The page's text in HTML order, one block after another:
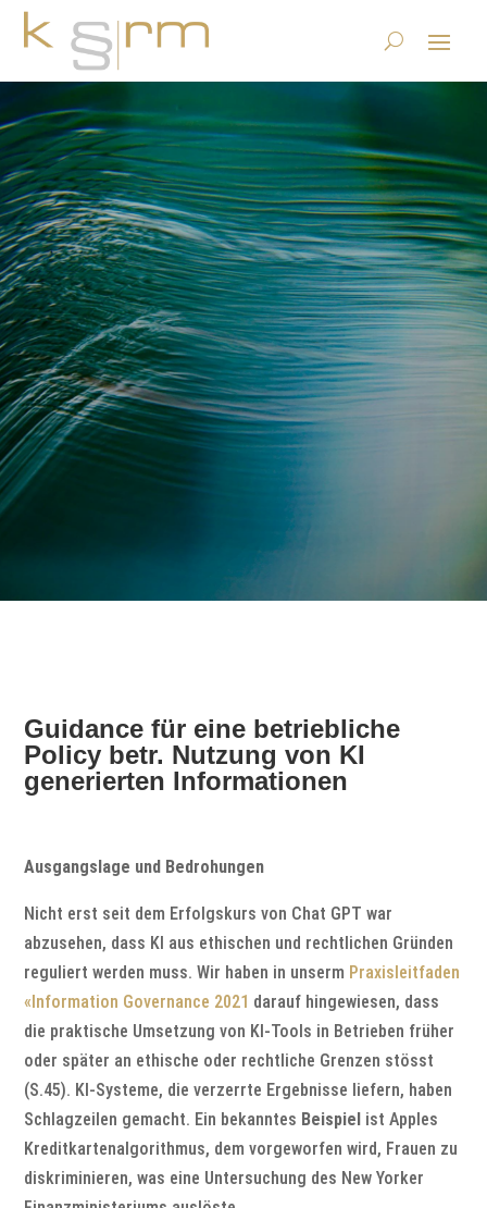
Regulierung betr. Umgang
mit Chat GPT und
generativer KI
28.8.2023|Datenstrategie & Information Governance |0
Kommentare
Guidance für eine betriebliche
Policy betr. Nutzung von KI
generierten Informationen
Ausgangslage und Bedrohungen
Nicht erst seit dem Erfolgskurs von Chat GPT war
abzusehen, dass KI aus ethischen und rechtlichen Gründen
reguliert werden muss. Wir haben in unserm Praxisleitfaden
«Information Governance 2021 darauf hingewiesen, dass
die praktische Umsetzung von KI-Tools in Betrieben früher
oder später an ethische oder rechtliche Grenzen stösst
(S.45). KI-Systeme, die verzerrte Ergebnisse liefern, haben
Schlagzeilen gemacht. Ein bekanntes Beispiel ist Apples
Kreditkartenalgorithmus, dem vorgeworfen wird, Frauen zu
diskriminieren, was eine Untersuchung des New Yorker